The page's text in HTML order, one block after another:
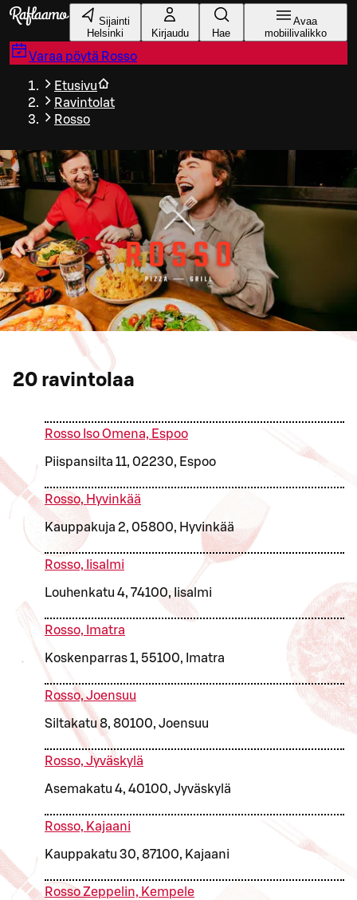
Siirry pääsisältöön
Sijainti
Helsinki
Kirjaudu Hae
Avaa
mobiilivalikko
Varaa pöytä Rosso
Etusivu
Ravintolat
Rosso
20 ravintolaa
Rosso Iso Omena, Espoo
Piispansilta 11, 02230, Espoo
Rosso, Hyvinkää
Kauppakuja 2, 05800, Hyvinkää
Rosso, Iisalmi
Louhenkatu 4, 74100, Iisalmi
Rosso, Imatra
Koskenparras 1, 55100, Imatra
Rosso, Joensuu
Siltakatu 8, 80100, Joensuu
Rosso, Jyväskylä
Asemakatu 4, 40100, Jyväskylä
Rosso, Kajaani
Kauppakatu 30, 87100, Kajaani
Rosso Zeppelin, Kempele